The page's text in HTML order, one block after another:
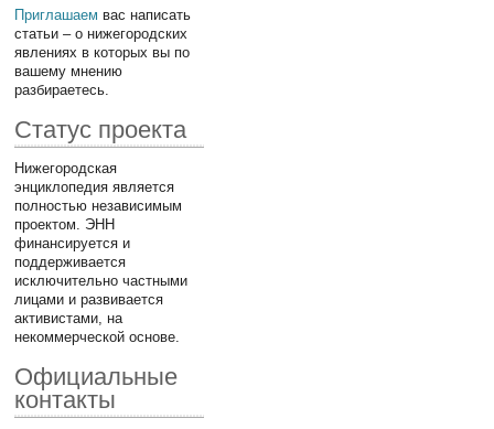
Приглашаем вас написать
статьи – о нижегородских
явлениях в которых вы по
вашему мнению
разбираетесь.
Статус проекта
Нижегородская
энциклопедия является
полностью независимым
проектом. ЭНН
финансируется и
поддерживается
исключительно частными
лицами и развивается
активистами, на
некоммерческой основе.
Официальные
контакты